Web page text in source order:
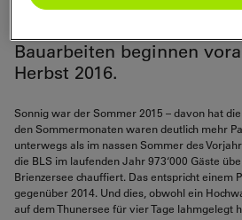
der alten Werft am
Bauarbeiten beginnen
Herbst 2016.
Sonnig war der Sommer 2015 – davon hat
den Sommermonaten waren deutlich mehr
unterwegs als im nassen Sommer des
die BLS im laufenden Jahr 973‘000 Gäste
Brienzersee chauffiert. Das entspricht einem
gegenüber 2014. Und dies, obwohl ein
auf dem Thunersee für vier Tage lahmgelegt